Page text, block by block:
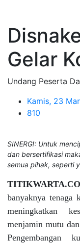
Gelar
Undang Peserta
Kamis, 23
810
SINERGI: Untuk
dan bersertifikasi
semua pihak, seperti
banyaknya tenaga
meningkatkan
menjamin mutu
Pengembangan